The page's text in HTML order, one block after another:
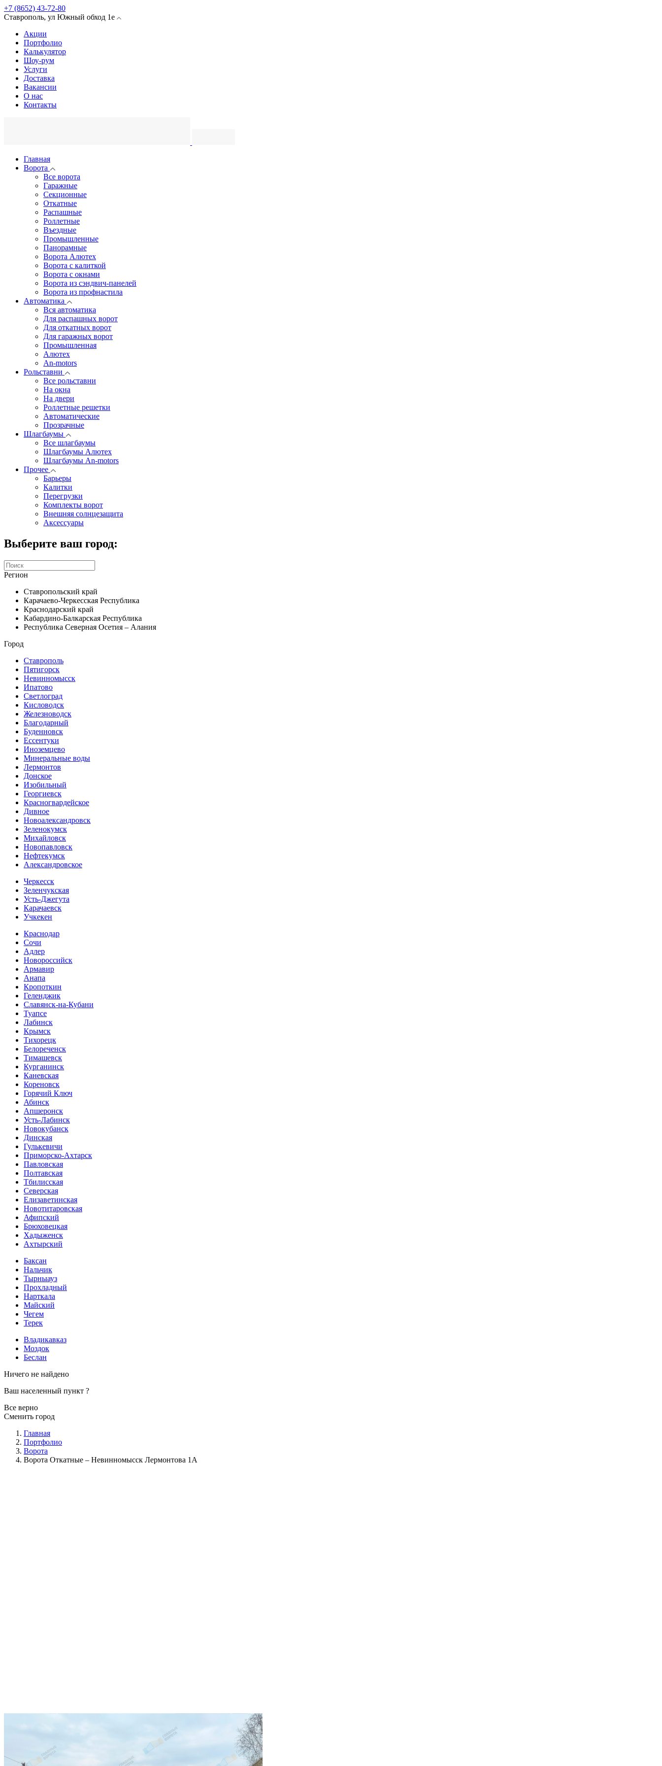
+7 (8652) 43-72-80
Ставрополь, ул Южный обход 1е
Акции
Портфолио
Калькулятор
Шоу-рум
Услуги
Доставка
Вакансии
О нас
Контакты
Главная
Ворота
Все ворота
Гаражные
Секционные
Откатные
Распашные
Роллетные
Въездные
Промышленные
Панорамные
Ворота Алютех
Ворота с калиткой
Ворота c окнами
Ворота из сэндвич-панелей
Ворота из профнастила
Автоматика
Вся автоматика
Для распашных ворот
Для откатных ворот
Для гаражных ворот
Промышленная
Алютех
An-motors
Рольставни
Все рольставни
На окна
На двери
Роллетные решетки
Автоматические
Прозрачные
Шлагбаумы
Все шлагбаумы
Шлагбаумы Алютех
Шлагбаумы An-motors
Прочее
Барьеры
Калитки
Перегрузки
Комплекты ворот
Внешняя солнцезащита
Аксессуары
Выберите ваш город:
Регион
Ставропольский край
Карачаево-Черкесская Республика
Краснодарский край
Кабардино-Балкарская Республика
Республика Северная Осетия – Алания
Город
Ставрополь
Пятигорск
Невинномысск
Ипатово
Светлоград
Кисловодск
Железноводск
Благодарный
Буденновск
Ессентуки
Иноземцево
Минеральные воды
Лермонтов
Донское
Изобильный
Георгиевск
Красногвардейское
Дивное
Новоалександровск
Зеленокумск
Михайловск
Новопавловск
Нефтекумск
Александровское
Черкесск
Зеленчукская
Усть-Джегута
Карачаевск
Учкекен
Краснодар
Сочи
Адлер
Новороссийск
Армавир
Анапа
Кропоткин
Геленджик
Славянск-на-Кубани
Туапсе
Лабинск
Крымск
Тихорецк
Белореченск
Тимашевск
Курганинск
Каневская
Кореновск
Горячий Ключ
Абинск
Апшеронск
Усть-Лабинск
Новокубанск
Динская
Гулькевичи
Приморско-Ахтарск
Павловская
Полтавская
Тбилисская
Северская
Елизаветинская
Новотитаровская
Афипский
Брюховецкая
Хадыженск
Ахтырский
Баксан
Нальчик
Тырныауз
Прохладный
Нарткала
Майский
Чегем
Терек
Владикавказ
Моздок
Беслан
Ничего не найдено
Ваш населенный пункт ?
Все верно
Сменить город
Главная
Портфолио
Ворота
Ворота Откатные – Невинномысск Лермонтова 1А